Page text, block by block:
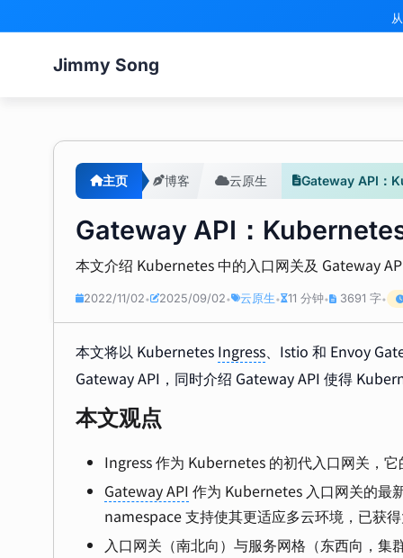
Jimmy Song
主页 博客 云原生 Gateway API：
Gateway API：
本文介绍 Kubernetes 中的入口网关及 Gateway
2022/11/02• 2025/09/02• 云原生• 11 分钟• 3691 字•
本文将以 Kubernetes Ingress、Istio 和 Envoy
Gateway API，同时介绍 Gateway API 使得
本文观点
Ingress 作为 Kubernetes 的初代入口网关，
Gateway API 作为 Kubernetes 入口网关的最
namespace 支持使其更适应多云环境，已获
入口网关（南北向）与服务网格（东西向，